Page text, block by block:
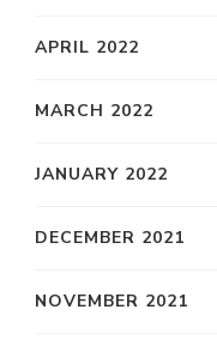
APRIL 2022
MARCH 2022
JANUARY 2022
DECEMBER 2021
NOVEMBER 2021